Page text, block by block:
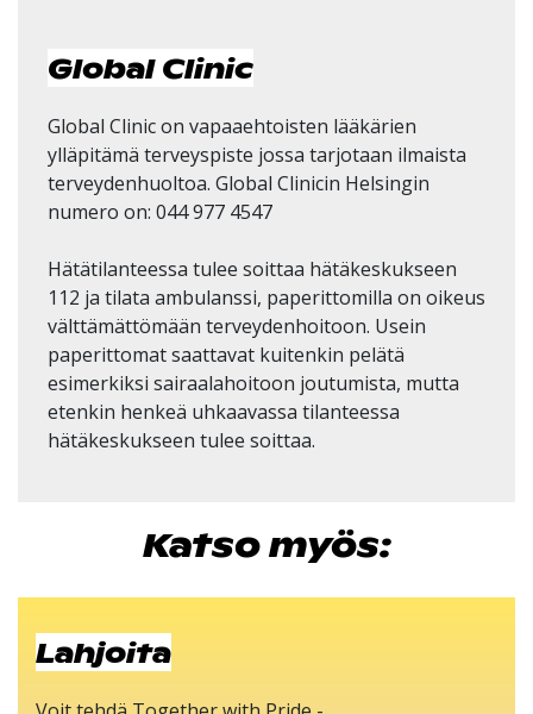
Global Clinic
Global Clinic on vapaaehtoisten lääkärien
ylläpitämä terveyspiste jossa tarjotaan ilmaista
terveydenhuoltoa. Global Clinicin Helsingin
numero on: 044 977 4547
Hätätilanteessa tulee soittaa hätäkeskukseen
112 ja tilata ambulanssi, paperittomilla on oikeus
välttämättömään terveydenhoitoon. Usein
paperittomat saattavat kuitenkin pelätä
esimerkiksi sairaalahoitoon joutumista, mutta
etenkin henkeä uhkaavassa tilanteessa
hätäkeskukseen tulee soittaa.
Katso myös:
Lahjoita